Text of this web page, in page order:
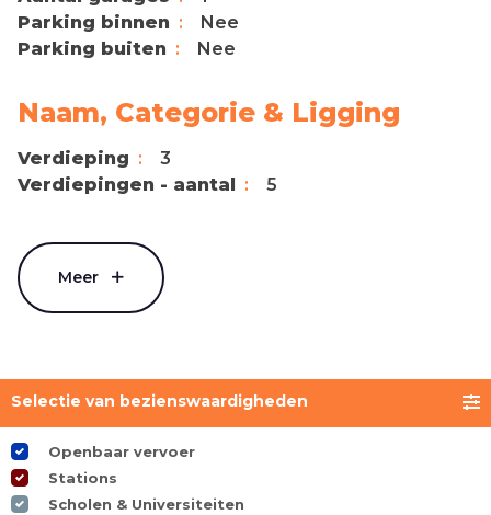
Parking binnen
Nee
Parking buiten
Nee
Naam, Categorie & Ligging
Verdieping
3
Verdiepingen - aantal
5
Meer
Selectie van bezienswaardigheden
Openbaar vervoer
Stations
Scholen & Universiteiten